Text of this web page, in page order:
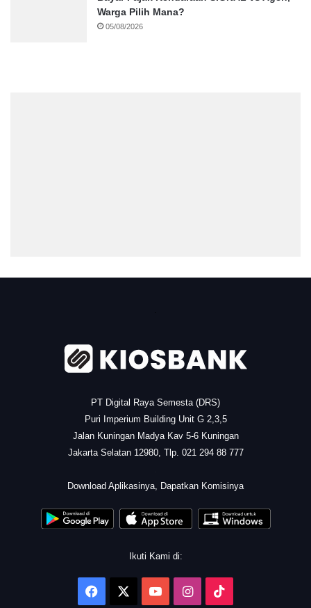
Warga Pilih Mana?
05/08/2026
PT Digital Raya Semesta (DRS)
Puri Imperium Building Unit G 2,3,5
Jalan Kuningan Madya Kav 5-6 Kuningan
Jakarta Selatan 12980, Tlp. 021 294 88 777
Download Aplikasinya, Dapatkan Komisinya
Ikuti Kami di:
Facebook YouTubeInstagram